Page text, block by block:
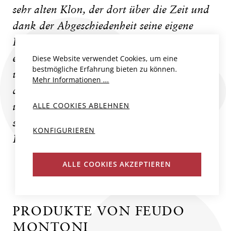
sehr alten Klon, der dort über die Zeit und
dank der Abgeschiedenheit seine eigene
Identität entwickelte: säurebonter, und
etwas zum Pinot hinneigend. Und Sireci
weiss natürlich um den Weg, den Nero
d'Avola im Glas ohne Üppigkeit feinnervig
und frisch wirken zu lassen. Gerade dies
schafft bereits der Nero d`Avola -
LAGNUSA IGT.
PRODUKTE VON FEUDO
MONTONI
Diese Website verwendet Cookies, um eine
bestmögliche Erfahrung bieten zu können.
Mehr Informationen ...
ALLE COOKIES ABLEHNEN
KONFIGURIEREN
ALLE COOKIES AKZEPTIEREN